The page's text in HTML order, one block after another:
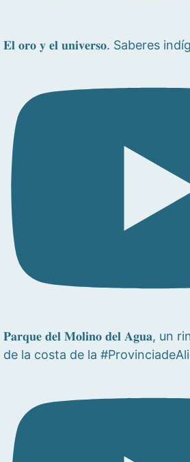
𝐄𝐥 𝐨𝐫𝐨 𝐲 𝐞𝐥 𝐮𝐧𝐢𝐯𝐞𝐫𝐬𝐨. Saberes
𝐏𝐚𝐫𝐪𝐮𝐞 𝐝𝐞𝐥 𝐌𝐨𝐥𝐢𝐧𝐨 𝐝𝐞𝐥 𝐀𝐠𝐮𝐚, un
de la costa de la